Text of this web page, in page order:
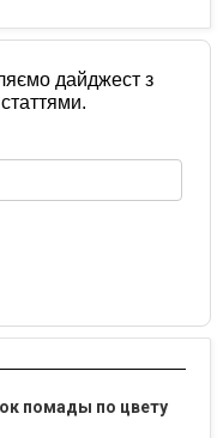
дайджест з
помады по цвету